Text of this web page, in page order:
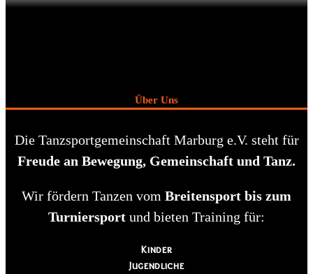
Über Uns
Die Tanzsportgemeinschaft Marburg e.V. steht für
Freude an Bewegung, Gemeinschaft und Tanz.
Wir fördern Tanzen vom Breitensport bis zum
Turniersport und bieten Training für:
Kinder
Jugendliche